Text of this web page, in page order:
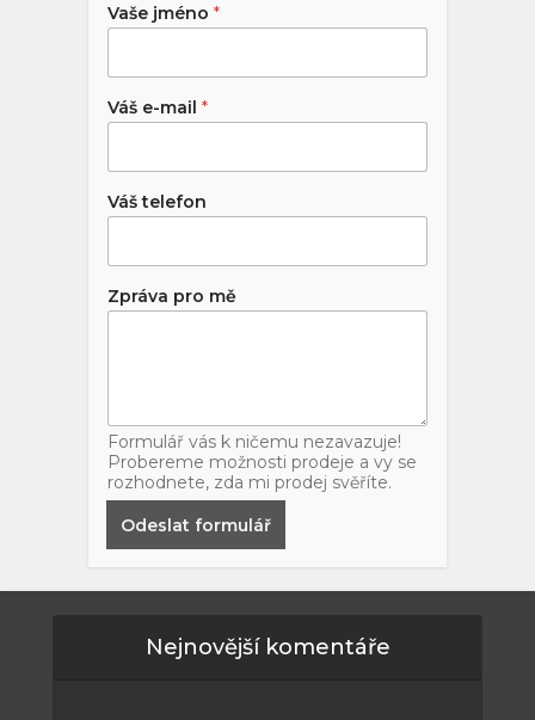
Vaše jméno *
Váš e-mail *
Váš telefon
Zpráva pro mě
Formulář vás k ničemu nezavazuje!
Probereme možnosti prodeje a vy se
rozhodnete, zda mi prodej svěříte.
Odeslat formulář
Nejnovější komentáře